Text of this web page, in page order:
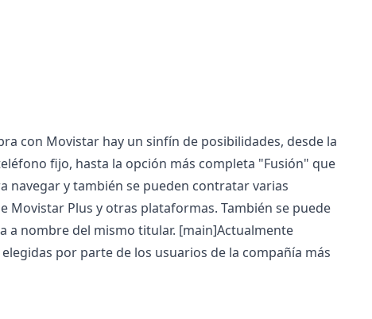
con Movistar hay un sinfín de posibilidades, desde la
fijo, hasta la opción más completa "Fusión" que
navegar y también se pueden contratar varias
Plus y otras plataformas. También se puede
a nombre del mismo titular. [main]Actualmente
por parte de los usuarios de la compañía más